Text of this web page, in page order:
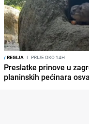
/REGIJA I PRIJE OKO 14H
Preslatke prinove u
planinskih pećinara